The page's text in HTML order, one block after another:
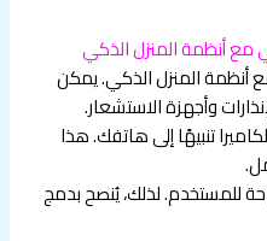
أنظمة المنزل الذكي
أنظمة المنزل الذكي. يمكن
وأجهزة الاستشعار.
تنبيهًا إلى هاتفك. هذا
للمستخدم. لذلك، يُنصح بدمج